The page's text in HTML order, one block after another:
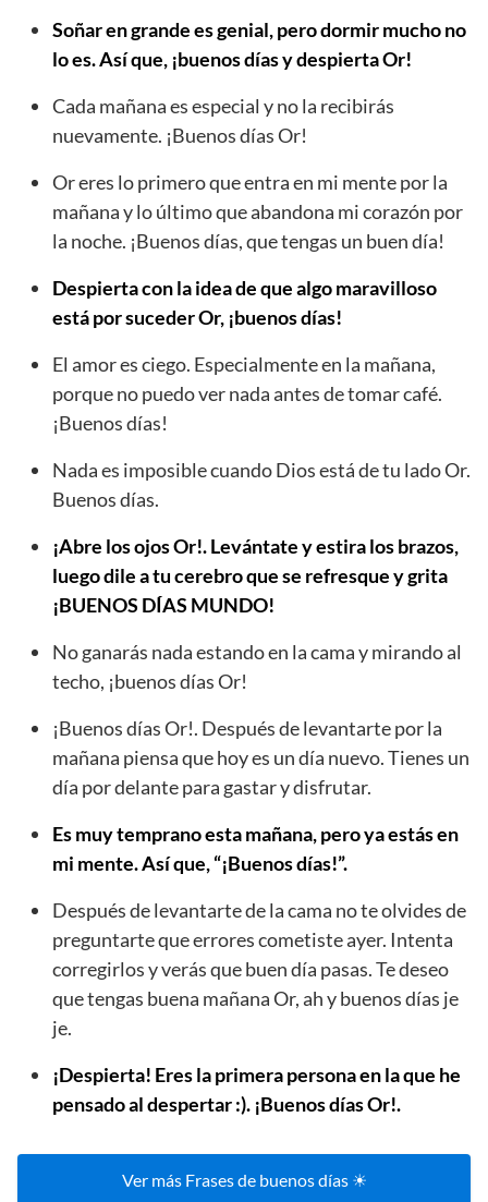
Soñar en grande es genial, pero dormir mucho no
lo es. Así que, ¡buenos días y despierta Or!
Cada mañana es especial y no la recibirás
nuevamente. ¡Buenos días Or!
Or eres lo primero que entra en mi mente por la
mañana y lo último que abandona mi corazón por
la noche. ¡Buenos días, que tengas un buen día!
Despierta con la idea de que algo maravilloso
está por suceder Or, ¡buenos días!
El amor es ciego. Especialmente en la mañana,
porque no puedo ver nada antes de tomar café.
¡Buenos días!
Nada es imposible cuando Dios está de tu lado Or.
Buenos días.
¡Abre los ojos Or!. Levántate y estira los brazos,
luego dile a tu cerebro que se refresque y grita
¡BUENOS DÍAS MUNDO!
No ganarás nada estando en la cama y mirando al
techo, ¡buenos días Or!
¡Buenos días Or!. Después de levantarte por la
mañana piensa que hoy es un día nuevo. Tienes un
día por delante para gastar y disfrutar.
Es muy temprano esta mañana, pero ya estás en
mi mente. Así que, “¡Buenos días!”.
Después de levantarte de la cama no te olvides de
preguntarte que errores cometiste ayer. Intenta
corregirlos y verás que buen día pasas. Te deseo
que tengas buena mañana Or, ah y buenos días je
je.
¡Despierta! Eres la primera persona en la que he
pensado al despertar :). ¡Buenos días Or!.
Ver más Frases de buenos días ☀